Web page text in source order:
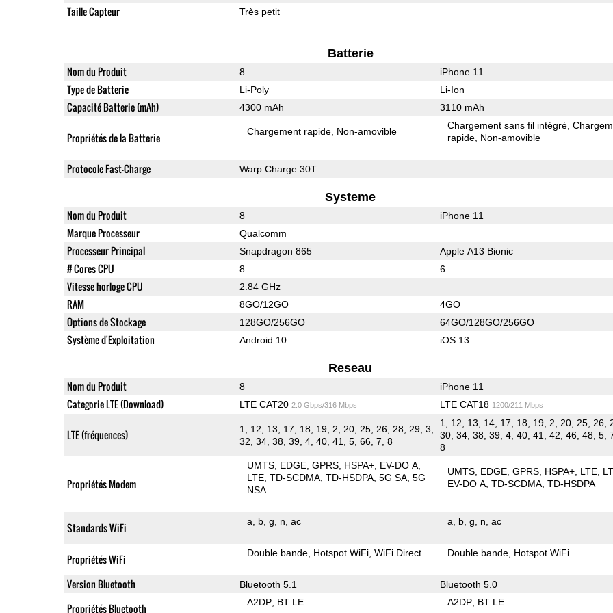
Taille Capteur
Très petit
Batterie
Nom du Produit 8 iPhone 11
Type de Batterie Li-Poly Li-Ion
Capacité Batterie (mAh) 4300 mAh 3110 mAh
Propriétés de la Batterie Chargement rapide Non-amovible
Chargement sans fil intégré
rapide Non-amovible
Protocole Fast-Charge Warp Charge 30T
Systeme
Nom du Produit 8 iPhone 11
Marque Processeur Qualcomm
Processeur Principal Snapdragon 865 Apple A13 Bionic
# Cores CPU 8 6
Vitesse horloge CPU 2.84 GHz
RAM 8GO/12GO 4GO
Options de Stockage 128GO/256GO 64GO/128GO/256GO
Système d'Exploitation Android 10 iOS 13
Reseau
Nom du Produit 8 iPhone 11
Categorie LTE (Download) LTE CAT20 2.0 Gbps/316 Mbps LTE CAT18 1200/211 Mbps
LTE (fréquences)
1, 12, 13, 17, 18, 19, 2, 20, 25, 26, 28, 29, 3,
32, 34, 38, 39, 4, 40, 41, 5, 66, 7, 8
1, 12, 13, 14, 17, 18, 19, 2, 20, 25, 26,
30, 34, 38, 39, 4, 40, 41, 42, 46, 48, 5,
8
Propriétés Modem
UMTS EDGE GPRS HSPA+ EV-DO A
LTE TD-SCDMA TD-HSDPA 5G SA 5G
NSA
UMTS EDGE GPRS HSPA+ LTE
EV-DO A TD-SCDMA TD-HSDPA
Standards WiFi a b g n ac a b g n ac
Propriétés WiFi Double bande Hotspot WiFi WiFi Direct Double bande Hotspot WiFi
Version Bluetooth Bluetooth 5.1 Bluetooth 5.0
Propriétés Bluetooth A2DP BT LE A2DP BT LE